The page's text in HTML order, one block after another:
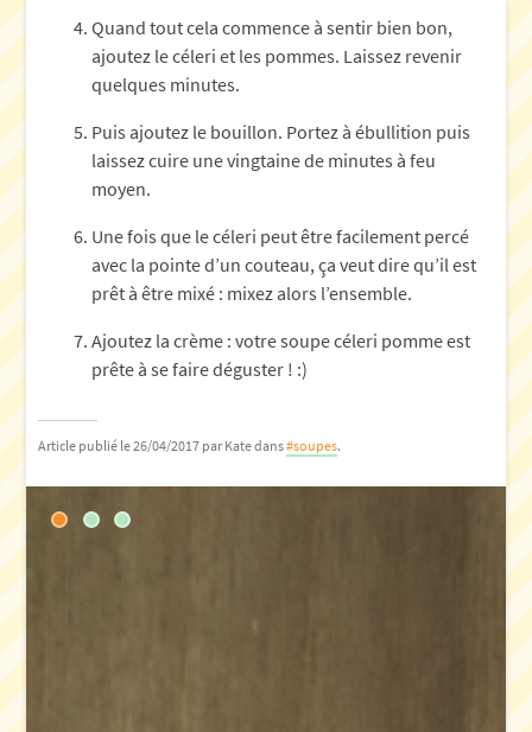
Quand tout cela commence à sentir bien bon,
ajoutez le céleri et les pommes. Laissez revenir
quelques minutes.
Puis ajoutez le bouillon. Portez à ébullition puis
laissez cuire une vingtaine de minutes à feu
moyen.
Une fois que le céleri peut être facilement percé
avec la pointe d’un couteau, ça veut dire qu’il est
prêt à être mixé : mixez alors l’ensemble.
Ajoutez la crème : votre soupe céleri pomme est
prête à se faire déguster ! :)
Article publié le 26/04/2017 par Katedans#soupes.